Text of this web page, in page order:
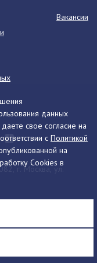
данных
свое согласие на
с Политикой
на
Cookies в
г. Москва, ул.
схема проезда
Вакансии